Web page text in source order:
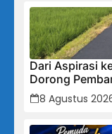
Dari Aspirasi
Dorong
Cikalong
8 Agustus